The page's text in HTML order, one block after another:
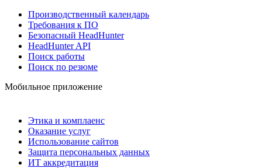
Производственный календарь
Требования к ПО
Безопасный HeadHunter
HeadHunter API
Поиск работы
Поиск по резюме
Мобильное приложение
Этика и комплаенс
Оказание услуг
Использование сайтов
Защита персональных данных
ИТ аккредитация